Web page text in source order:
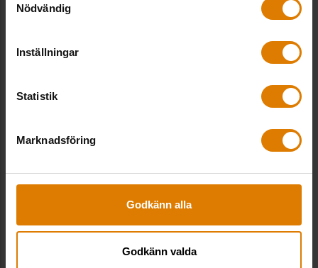
Nödvändig
Inställningar
Statistik
Marknadsföring
Godkänn alla
Godkänn valda
Fler goda exempel från Allmännyttan
Samverkan ska öka tryggheten i
Jakobsbergs centrum